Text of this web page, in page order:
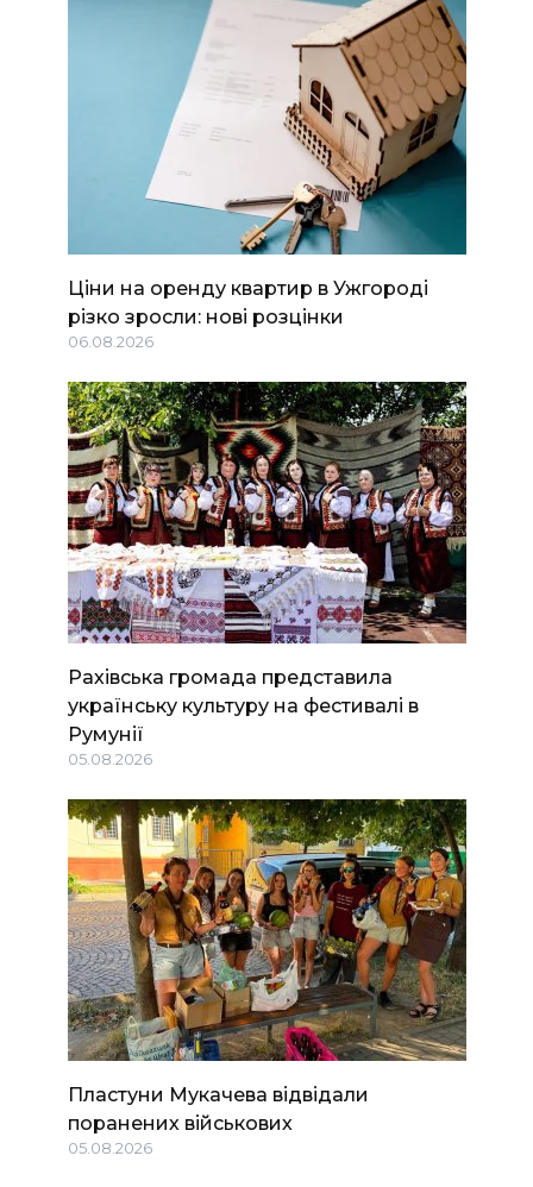
Ціни на оренду квартир в Ужгороді
різко зросли: нові розцінки
06.08.2026
Рахівська громада представила
українську культуру на фестивалі в
Румунії
05.08.2026
Пластуни Мукачева відвідали
поранених військових
05.08.2026